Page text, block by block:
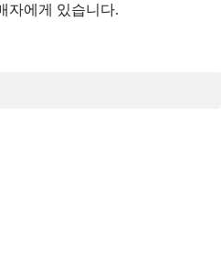
자에게 있습니다.